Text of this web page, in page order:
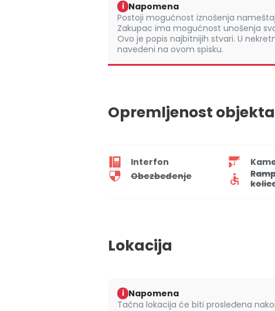
i Napomena
Postoji mogućnost iznošenja
Zakupac ima mogućnost unošenja
Ovo je popis najbitnijih stvari. U
navedeni na ovom spisku.
Opremljenost objekta
Interfon
Obezbeđenje
Lokacija
i Napomena
Tačna lokacija će biti prosleđena